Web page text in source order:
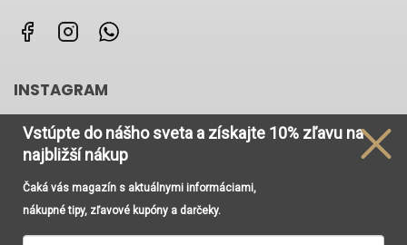
Používame cookies, aby sme Vám umožnili pohodlné
prehliadanie webu a vďaka analýze prevádzky webu
neustále zlepšovali jeho funkcie, výkon a použiteľnosť. Viac
FacebookInstagram
INSTAGRAM
Vstúpte do nášho sveta a získajte 10% zľavu na
najbližší nákup
Čaká vás magazín s aktuálnymi informáciami,
nákupné tipy, zľavové kupóny a darčeky.